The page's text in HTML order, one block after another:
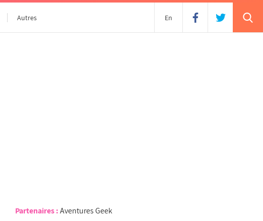
Autres En
Partenaires :Aventures Geek